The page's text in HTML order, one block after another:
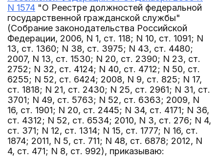
N 1574 "О Реестре должностей федеральной
государственной гражданской службы"
(Собрание законодательства Российской
Федерации, 2006, N 1, ст. 118; N 10, ст. 1091; N
13, ст. 1360; N 38, ст. 3975; N 43, ст. 4480;
2007, N 13, ст. 1530; N 20, ст. 2390; N 23, ст.
2752; N 32, ст. 4124; N 40, ст. 4712; N 50, ст.
6255; N 52, ст. 6424; 2008, N 9, ст. 825; N 17,
ст. 1818; N 21, ст. 2430; N 25, ст. 2961; N 31, ст.
3701; N 49, ст. 5763; N 52, ст. 6363; 2009, N
16, ст. 1901; N 20, ст. 2445; N 34, ст. 4171; N 36,
ст. 4312; N 52, ст. 6534; 2010, N 3, ст. 276; N 4,
ст. 371; N 12, ст. 1314; N 15, ст. 1777; N 16, ст.
1874; 2011, N 5, ст. 711; N 48, ст. 6878; 2012, N
4, ст. 471; N 8, ст. 992), приказываю: